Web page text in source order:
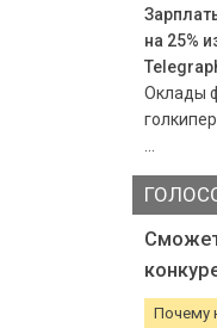
на 25%
Оклады
Почему